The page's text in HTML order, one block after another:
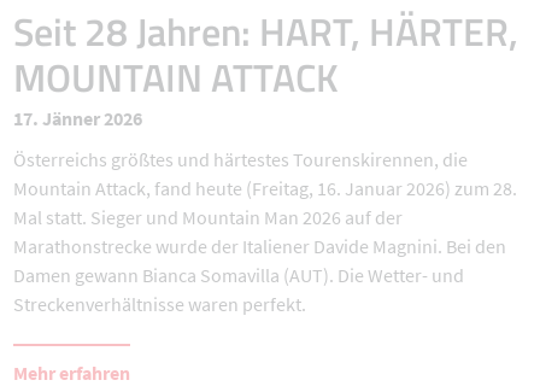
Seit 28 Jahren: HART, HÄRTER,
MOUNTAIN ATTACK
17. Jänner 2026
Österreichs größtes und härtestes Tourenskirennen, die
Mountain Attack, fand heute (Freitag, 16. Januar 2026) zum 28.
Mal statt. Sieger und Mountain Man 2026 auf der
Marathonstrecke wurde der Italiener Davide Magnini. Bei den
Damen gewann Bianca Somavilla (AUT). Die Wetter- und
Streckenverhältnisse waren perfekt.
Mehr erfahren